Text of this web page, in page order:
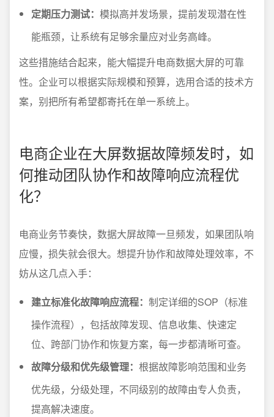
定期压力测试： 模拟高并发场景，提前发现潜在性
能瓶颈，让系统有足够余量应对业务高峰。
这些措施结合起来，能大幅提升电商数据大屏的可靠
性。企业可以根据实际规模和预算，选用合适的技术方
案，别把所有希望都寄托在单一系统上。
电商企业在大屏数据故障频发时，如
何推动团队协作和故障响应流程优
化？
电商业务节奏快，数据大屏故障一旦频发，如果团队响
应慢，损失就会很大。想提升协作和故障处理效率，不
妨从这几点入手：
建立标准化故障响应流程： 制定详细的SOP（标准
操作流程），包括故障发现、信息收集、快速定
位、跨部门协作和恢复方案，每一步都清晰可查。
故障分级和优先级管理： 根据故障影响范围和业务
优先级，分级处理，不同级别的故障由专人负责，
提高解决速度。